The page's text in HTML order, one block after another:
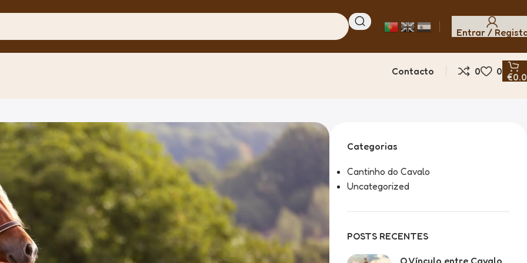
Entrar /
Contacto 0 0 €
Categorias
Cantinho do Cavalo
Uncategorized
POSTS RECENTES
O Vínculo entre Cavalo